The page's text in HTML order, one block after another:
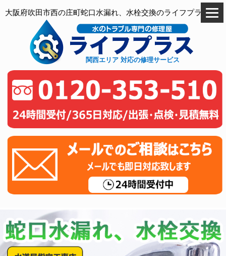
大阪府吹田市西の庄町蛇口水漏れ、水栓交換のライフプラス
関西エリア 対応の修理サービス